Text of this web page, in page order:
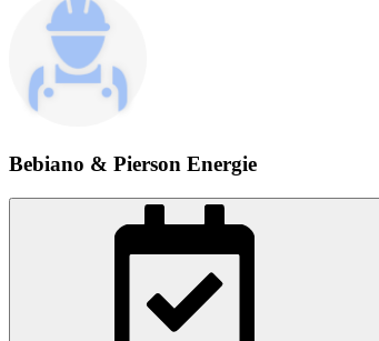
Bebiano & Pierson Energie